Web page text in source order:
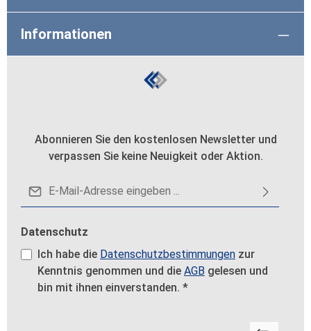
Informationen
Abonnieren Sie den kostenlosen Newsletter und
verpassen Sie keine Neuigkeit oder Aktion.
E-Mail-Adresse*
Datenschutz
Ich habe die Datenschutzbestimmungen zur
Kenntnis genommen und die AGB gelesen und
bin mit ihnen einverstanden. *